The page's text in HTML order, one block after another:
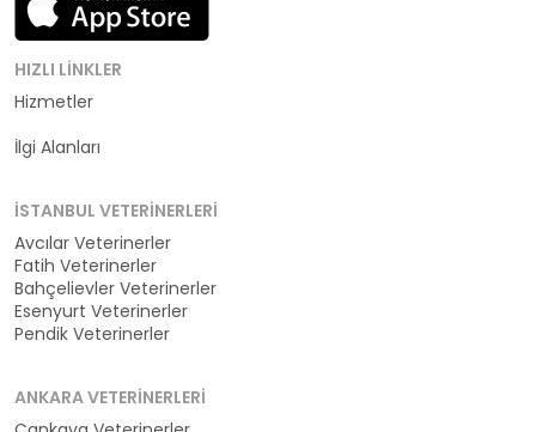
HIZLI LINKLER
Hizmetler
İlgi Alanları
İSTANBUL VETERINERLERI
Avcılar Veterinerler
Fatih Veterinerler
Bahçelievler Veterinerler
Esenyurt Veterinerler
Pendik Veterinerler
ANKARA VETERINERLERI